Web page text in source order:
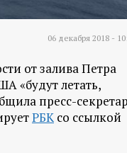
06 декабря 2018 -
от залива Петра
«будут летать,
пресс-
РБК со ссылкой